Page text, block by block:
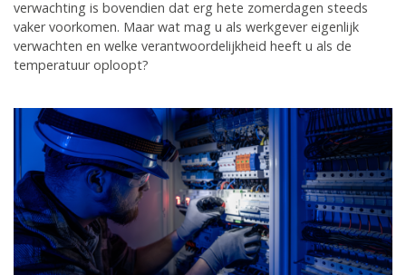
verwachting is bovendien dat erg hete zomerdagen steeds
vaker voorkomen. Maar wat mag u als werkgever eigenlijk
verwachten en welke verantwoordelijkheid heeft u als de
temperatuur oploopt?